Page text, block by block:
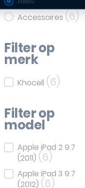
Accessoires (6)
Filter op
merk
Filter op merk
Khocell (6)
Filter op
model
Filter op model
Apple iPad 2 9.7
(2011) (6)
Apple iPad 3 9.7
(2012) (6)